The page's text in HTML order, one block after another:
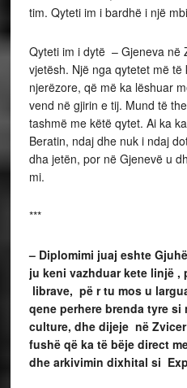
tim. Qyteti im i bardhë i një
Qyteti im i dytë – Gjeneva në
vjetësh. Një nga qytetet më
njerëzore, që më ka lëshuar
vend në gjirin e tij. Mund të
tashmë me këtë qytet. Ai ka
Beratin, ndaj dhe nuk i ndaj
dha jetën, por në Gjenevë u
mi.
***
– Diplomimi juaj eshte
ju keni vazhduar kete linjë ,
librave, pë r tu mos u
qene perhere brenda tyre si
culture, dhe dijeje në
fushë që ka të bëje direct
dhe arkivimin dixhital si